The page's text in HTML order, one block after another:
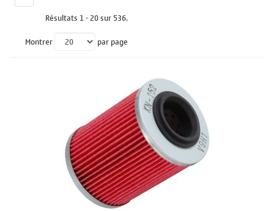
Résultats 1 - 20 sur 536.
Montrer
par page